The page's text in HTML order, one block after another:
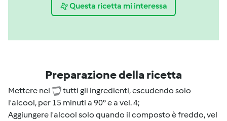
Questa ricetta mi interessa
Preparazione della ricetta
Mettere nel
tutti gli ingredienti, escudendo solo
l'alcool, per 15 minuti a 90° e a vel. 4;
Aggiungere l'alcool solo quando il composto è freddo, vel